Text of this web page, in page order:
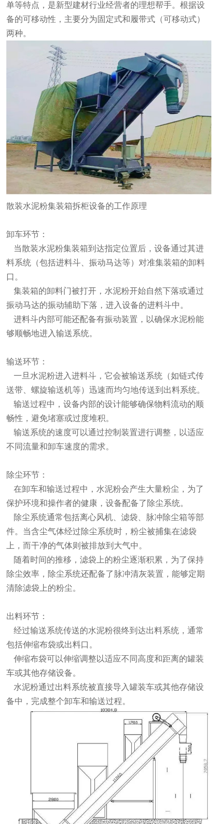
单等特点，是新型建材行业经营者的理想帮手。根据设
备的可移动性，主要分为固定式和履带式（可移动式）
两种。
散装水泥粉集装箱拆柜设备的工作原理
卸车环节：
当散装水泥粉集装箱到达指定位置后，设备通过其进
料系统（包括进料斗、振动马达等）对准集装箱的卸料
口。
集装箱的卸料门被打开，水泥粉开始自然下落或通过
振动马达的振动辅助下落，进入设备的进料斗中。
进料斗内部可能还配备有振动装置，以确保水泥粉能
够顺畅地进入输送系统。
输送环节：
一旦水泥粉进入进料斗，它会被输送系统（如链式传
送带、螺旋输送机等）迅速而均匀地传送到出料系统。
输送过程中，设备内部的设计能够确保物料流动的顺
畅性，避免堵塞或过度堆积。
输送系统的速度可以通过控制装置进行调整，以适应
不同流量和卸车速度的需求。
除尘环节：
在卸车和输送过程中，水泥粉会产生大量粉尘，为了
保护环境和操作者的健康，设备配备了除尘系统。
除尘系统通常包括离心风机、滤袋、脉冲除尘箱等部
件。当含尘气体经过除尘系统时，粉尘被捕集在滤袋
上，而干净的气体则被排放到大气中。
随着时间的推移，滤袋上的粉尘逐渐积累，为了保持
除尘效率，除尘系统还配备了脉冲清灰装置，能够定期
清除滤袋上的粉尘。
出料环节：
经过输送系统传送的水泥粉很终到达出料系统，通常
包括伸缩布袋或出料口。
伸缩布袋可以伸缩调整以适应不同高度和距离的罐装
车或其他存储设备。
水泥粉通过出料系统被直接导入罐装车或其他存储设
备中，完成整个卸车和输送过程。